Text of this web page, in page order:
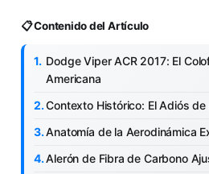
📋 Contenido del Artículo
Dodge Viper ACR 2017: El
Americana
Contexto Histórico: El Adiós de
Anatomía de la Aerodinámica
Alerón de Fibra de Carbono